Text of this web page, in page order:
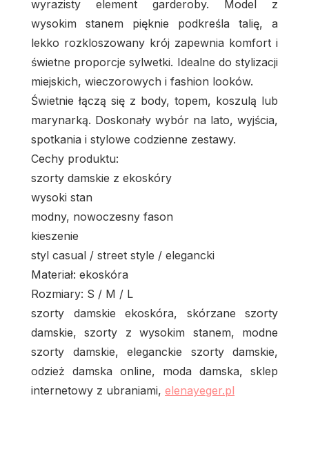
wyrazisty element garderoby. Model z
wysokim stanem pięknie podkreśla talię, a
lekko rozkloszowany krój zapewnia komfort i
świetne proporcje sylwetki. Idealne do stylizacji
miejskich, wieczorowych i fashion looków.
Świetnie łączą się z body, topem, koszulą lub
marynarką. Doskonały wybór na lato, wyjścia,
spotkania i stylowe codzienne zestawy.
Cechy produktu:
szorty damskie z ekoskóry
wysoki stan
modny, nowoczesny fason
kieszenie
styl casual / street style / elegancki
Materiał: ekoskóra
Rozmiary: S / M / L
szorty damskie ekoskóra, skórzane szorty
damskie, szorty z wysokim stanem, modne
szorty damskie, eleganckie szorty damskie,
odzież damska online, moda damska, sklep
internetowy z ubraniami, elenayeger.pl